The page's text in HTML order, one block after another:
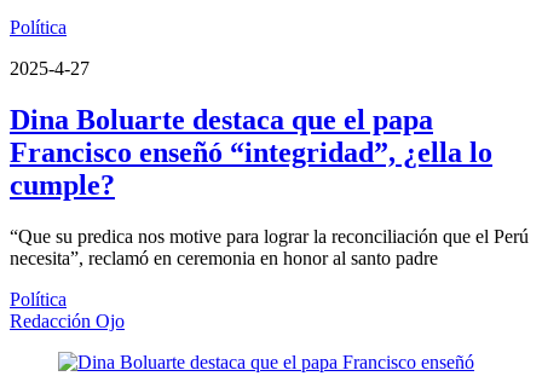
Política
2025-4-27
Dina Boluarte destaca que el papa
Francisco enseñó “integridad”, ¿ella lo
cumple?
“Que su predica nos motive para lograr la reconciliación que el Perú
necesita”, reclamó en ceremonia en honor al santo padre
Política
Redacción Ojo